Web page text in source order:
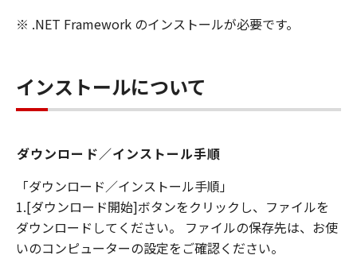
※ .NET Framework のインストールが必要です。
インストールについて
ダウンロード／インストール手順
「ダウンロード／インストール手順」
1.[ダウンロード開始]ボタンをクリックし、ファイルを
ダウンロードしてください。 ファイルの保存先は、お使
いのコンピューターの設定をご確認ください。